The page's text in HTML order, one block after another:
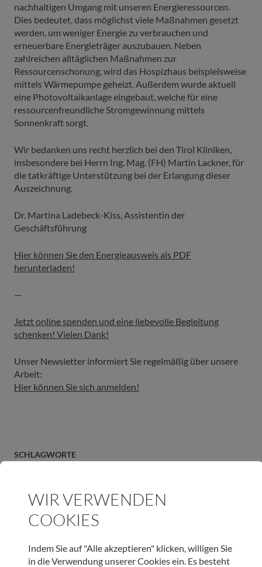
nachhaltigen Umgang mit unseren Energieressourcen.
Dies bedeutet, dass möglichst viele Maßnahmen gesetzt
werden, um weniger Energie zu verbrauchen und
erneuerbare Energieträger auszubauen. Neben
zahlreichen alltäglichen Maßnahmen zur
Ressourcenschonung, wird das Hospizhaus beispielsweise
mittels Wärmepumpe geheizt. Außerdem wurde aktuell
eine Photovoltaikanlage eingebaut, welche für eine
ressourcenfreundliche Stromgewinnung mittels
Sonnenkraft sorgt.
Wir bedanken uns recht herzlich bei den Tirol Kliniken,
insbesondere bei Herrn Ing. Mag. (FH) Martin Lackner, für
die tatkräftige Unterstützung bei der Erlangung dieser
Auszeichnung.
Dr. Martina Ladebeck-Kiss, Assistentin der
Geschäftsführung
Hier können Sie den Energieausweis als PDF
herunterladen!
—
Jetzt online spenden und eine liebevolle Begleitung
schenken! Vielen Dank!
Unser Newsletter informiert Sie regelmäßig über unsere
Arbeit:
Hier können Sie sich anmelden!
SCHLAGWORTE
ARTIKEL TEILEN
WIR VERWENDEN
COOKIES
Indem Sie auf "Alle akzeptieren" klicken, willigen Sie
in die Verwendung unserer Cookies ein. Es besteht